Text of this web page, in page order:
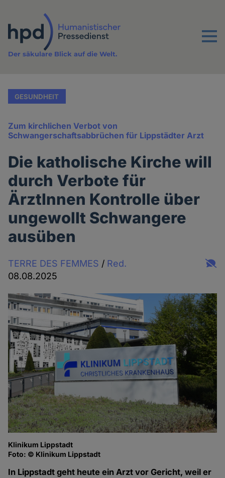
Inhalt
Menu
Der säkulare Blick auf die Welt.
GESUNDHEIT
Zum kirchlichen Verbot von
Schwangerschaftsabbrüchen für Lippstädter Arzt
Die katholische Kirche will
durch Verbote für
ÄrztInnen Kontrolle über
ungewollt Schwangere
ausüben
TERRE DES FEMMES / Red.
08.08.2025
Klinikum Lippstadt
Foto: © Klinikum Lippstadt
In Lippstadt geht heute ein Arzt vor Gericht, weil er